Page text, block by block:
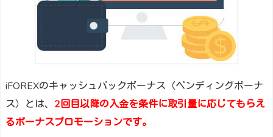
iFOREXのキャッシュバックボーナス（ペンディングボーナ
ス）とは、 2回目以降の入金を条件に取引量に応じてもらえ
るボーナスプロモーションです。